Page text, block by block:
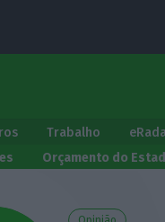
Trabalho
Orçamento do